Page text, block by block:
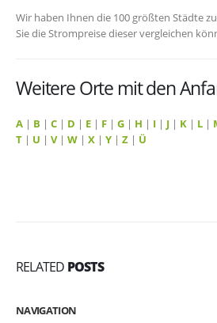
Wir haben Ihnen die 100 größten Städte
Sie die Strompreise dieser vergleichen
Weitere Orte mit den
A | B | C | D | E | F | G | H | I | J | K | L |
T | U | V| W | X | Y | Z | Ü
RELATED POSTS
NAVIGATION